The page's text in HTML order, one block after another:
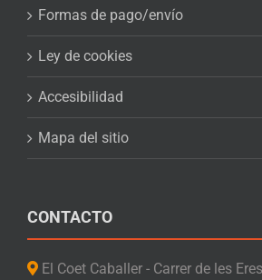
Formas de pago/envío
Ley de cookies
Accesibilidad
Mapa del sitio
CONTACTO
El Coet Caballer - Carrer de les